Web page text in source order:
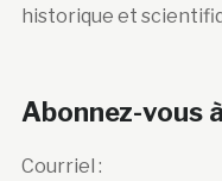
historique et
Abonnez-vous
Courriel :